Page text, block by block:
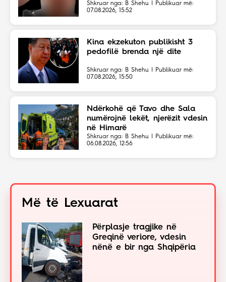
Shkruar nga: B Shehu | Publikuar më:
07.08.2026, 15:52
Kina ekzekuton publikisht 3
pedofilë brenda një dite
Shkruar nga: B Shehu | Publikuar më:
07.08.2026, 15:50
Ndërkohë që Tavo dhe Sala
numërojnë lekët, njerëzit vdesin
në Himarë
Shkruar nga: B Shehu | Publikuar më:
06.08.2026, 12:56
Më të Lexuarat
Përplasje tragjike në
Greqinë veriore, vdesin
nënë e bir nga Shqipëria